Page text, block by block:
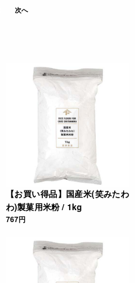
次へ
【お買い得品】国産米(笑みたわ
わ)製菓用米粉 / 1kg
767円